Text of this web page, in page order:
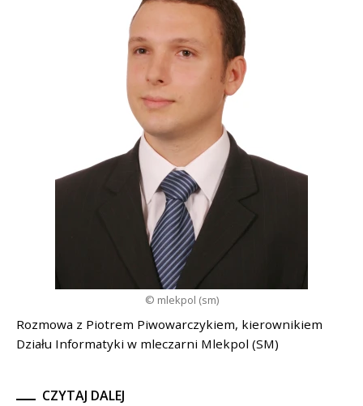
© mlekpol (sm)
Rozmowa z Piotrem Piwowarczykiem, kierownikiem
Działu Informatyki w mleczarni Mlekpol (SM)
CZYTAJ DALEJ